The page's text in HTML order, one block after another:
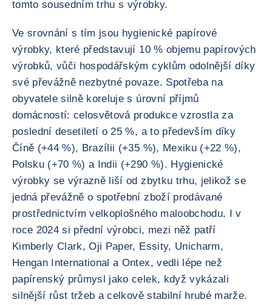
tomto sousedním trhu s výrobky.
Ve srovnání s tím jsou hygienické papírové
výrobky, které představují 10 % objemu papírových
výrobků, vůči hospodářským cyklům odolnější díky
své převážně nezbytné povaze. Spotřeba na
obyvatele silně koreluje s úrovní příjmů
domácností: celosvětová produkce vzrostla za
poslední desetiletí o 25 %, a to především díky
Číně (+44 %), Brazílii (+35 %), Mexiku (+22 %),
Polsku (+70 %) a Indii (+290 %). Hygienické
výrobky se výrazně liší od zbytku trhu, jelikož se
jedná převážně o spotřební zboží prodávané
prostřednictvím velkoplošného maloobchodu. I v
roce 2024 si přední výrobci, mezi něž patří
Kimberly Clark, Oji Paper, Essity, Unicharm,
Hengan International a Ontex, vedli lépe než
papírenský průmysl jako celek, když vykázali
silnější růst tržeb a celkově stabilní hrubé marže.